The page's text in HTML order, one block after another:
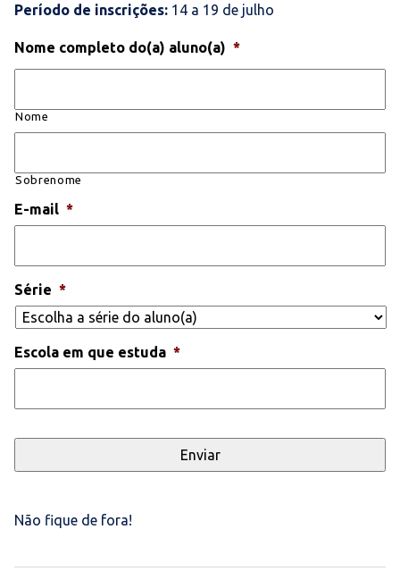
Período de inscrições: 14 a 19 de julho
Nome completo do(a) aluno(a) *
Nome
Sobrenome
E-mail *
Série *
Escola em que estuda *
Não fique de fora!